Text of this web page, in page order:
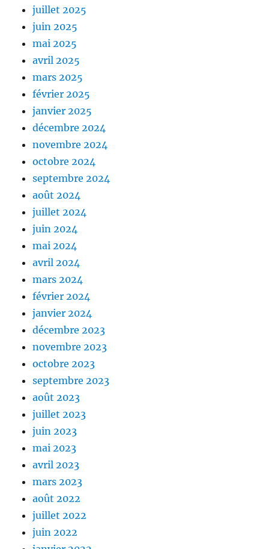
juillet 2025
juin 2025
mai 2025
avril 2025
mars 2025
février 2025
janvier 2025
décembre 2024
novembre 2024
octobre 2024
septembre 2024
août 2024
juillet 2024
juin 2024
mai 2024
avril 2024
mars 2024
février 2024
janvier 2024
décembre 2023
novembre 2023
octobre 2023
septembre 2023
août 2023
juillet 2023
juin 2023
mai 2023
avril 2023
mars 2023
août 2022
juillet 2022
juin 2022